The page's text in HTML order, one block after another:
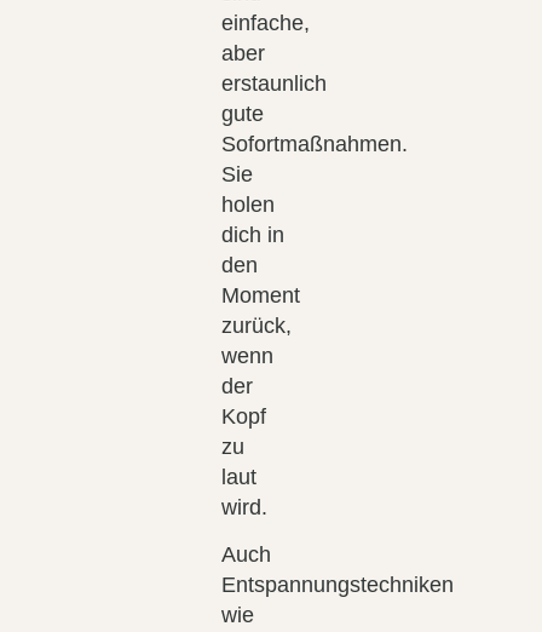
einfache,
aber
erstaunlich
gute
Sofortmaßnahmen.
Sie
holen
dich in
den
Moment
zurück,
wenn
der
Kopf
zu
laut
wird.
Auch
Entspannungstechniken
wie